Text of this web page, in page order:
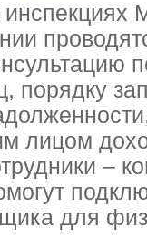
порядку
лицом
–
для